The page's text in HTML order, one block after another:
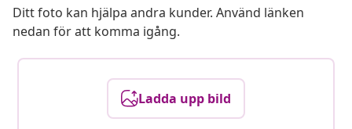
Ditt foto kan hjälpa andra kunder. Använd länken
nedan för att komma igång.
Ladda upp bild